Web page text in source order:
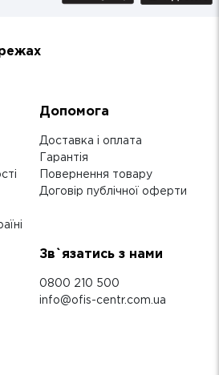
Допомога
Доставка і оплата
Гарантія
Повернення товару
Договір публічної оферти
Зв`язатись з нами
0800 210 500
info@ofis-centr.com.ua